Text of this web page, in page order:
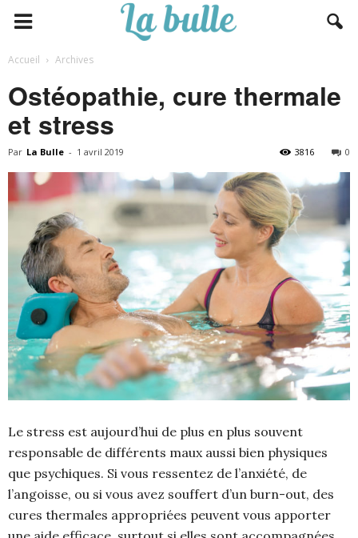
Accueil Archives
Ostéopathie, cure thermale
et stress
Par La Bulle - 1 avril 2019 0
3816
Le stress est aujourd’hui de plus en plus souvent
responsable de différents maux aussi bien physiques
que psychiques. Si vous ressentez de l’anxiété, de
l’angoisse, ou si vous avez souffert d’un burn-out, des
cures thermales appropriées peuvent vous apporter